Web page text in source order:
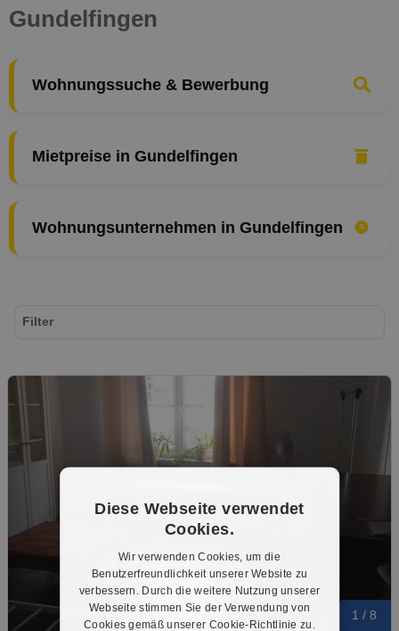
Gundelfingen
Wohnungssuche & Bewerbung
Mietpreise in Gundelfingen
Wohnungsunternehmen in Gundelfingen
1 / 8
Filter
Diese Webseite verwendet
Cookies.
Wir verwenden Cookies, um die
Benutzerfreundlichkeit unserer Website zu
verbessern. Durch die weitere Nutzung unserer
Webseite stimmen Sie der Verwendung von
Cookies gemäß unserer Cookie-Richtlinie zu.